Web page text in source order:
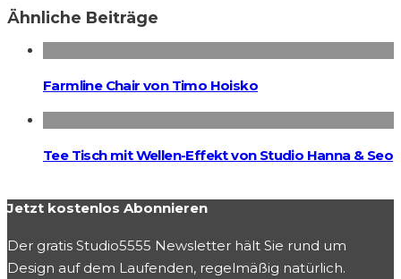
Ähnliche Beiträge
Farmline Chair von Timo Hoisko
Tee Tisch mit Wellen-Effekt von Studio Hanna & Seo
Jetzt kostenlos Abonnieren
Der gratis Studio5555 Newsletter hält Sie rund um
Design auf dem Laufenden, regelmäßig natürlich.